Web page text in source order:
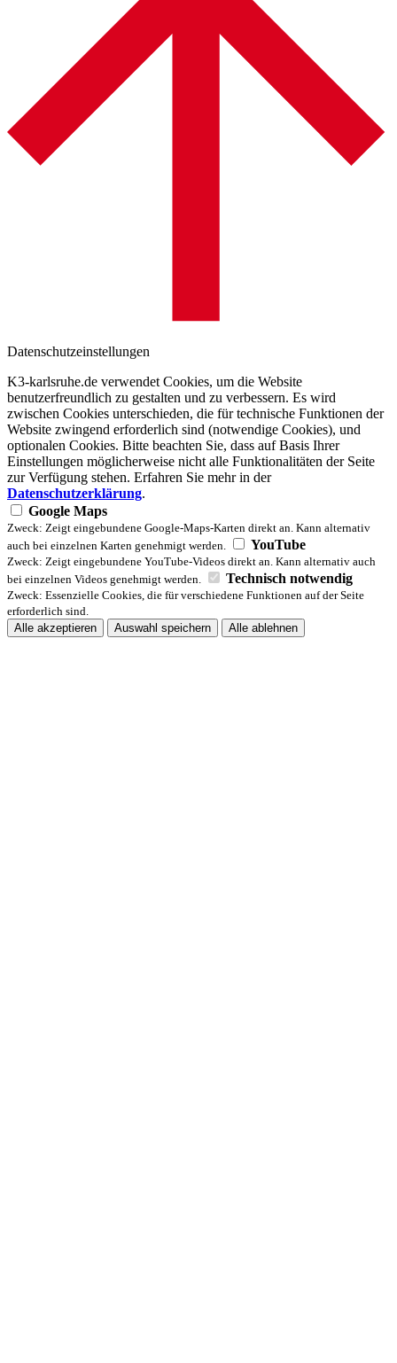
Datenschutzeinstellungen
K3-karlsruhe.de verwendet Cookies, um die Website
benutzerfreundlich zu gestalten und zu verbessern. Es wird
zwischen Cookies unterschieden, die für technische Funktionen der
Website zwingend erforderlich sind (notwendige Cookies), und
optionalen Cookies. Bitte beachten Sie, dass auf Basis Ihrer
Einstellungen möglicherweise nicht alle Funktionalitäten der Seite
zur Verfügung stehen. Erfahren Sie mehr in der
Datenschutzerklärung.
Google Maps
Zweck: Zeigt eingebundene Google-Maps-Karten direkt an. Kann alternativ
auch bei einzelnen Karten genehmigt werden.
YouTube
Zweck: Zeigt eingebundene YouTube-Videos direkt an. Kann alternativ auch
bei einzelnen Videos genehmigt werden.
Technisch notwendig
Zweck: Essenzielle Cookies, die für verschiedene Funktionen auf der Seite
erforderlich sind.
Alle akzeptieren
Auswahl speichern Alle ablehnen